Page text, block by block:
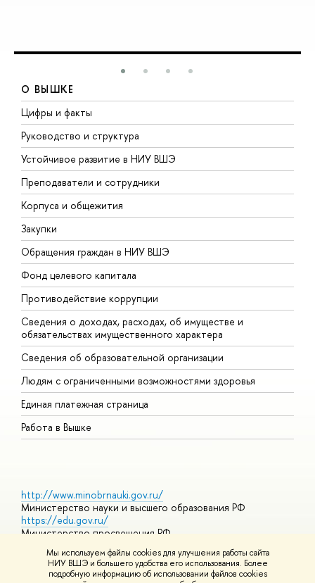
Мы используем файлы cookies для улучшения работы сайта
НИУ ВШЭ и большего удобства его использования. Более
подробную информацию об использовании файлов cookies
О ВЫШКЕ
Цифры и факты
Руководство и структура
Устойчивое развитие в НИУ ВШЭ
Преподаватели и сотрудники
Корпуса и общежития
Закупки
Обращения граждан в НИУ ВШЭ
Фонд целевого капитала
Противодействие коррупции
Сведения о доходах, расходах, об имуществе и
обязательствах имущественного характера
Сведения об образовательной организации
Людям с ограниченными возможностями здоровья
Единая платежная страница
Работа в Вышке
http://www.minobrnauki.gov.ru/
Министерство науки и высшего образования РФ
https://edu.gov.ru/
Министерство просвещения РФ
https://elearning.hse.ru/mooc
Массовые открытые онлайн-курсы